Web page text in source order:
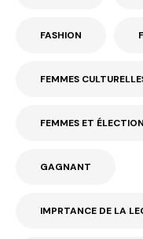
FASHION
FEMMES
FEMMES ET
GAGNANT
IMPRTANCE DE LA